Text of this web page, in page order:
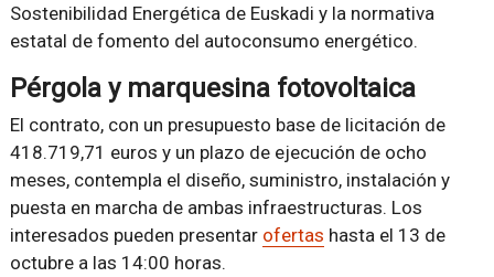
Sostenibilidad Energética de Euskadi y la normativa
estatal de fomento del autoconsumo energético.
Pérgola y marquesina fotovoltaica
El contrato, con un presupuesto base de licitación de
418.719,71 euros y un plazo de ejecución de ocho
meses, contempla el diseño, suministro, instalación y
puesta en marcha de ambas infraestructuras. Los
interesados pueden presentar ofertas hasta el 13 de
octubre a las 14:00 horas.